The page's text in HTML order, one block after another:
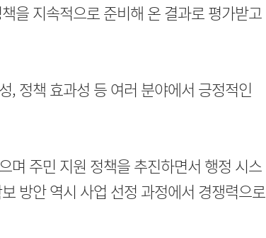
을 지속적으로 준비해 온 결과로 평가받고
, 정책 효과성 등 여러 분야에서 긍정적인
며 주민 지원 정책을 추진하면서 행정 시스
방안 역시 사업 선정 과정에서 경쟁력으로